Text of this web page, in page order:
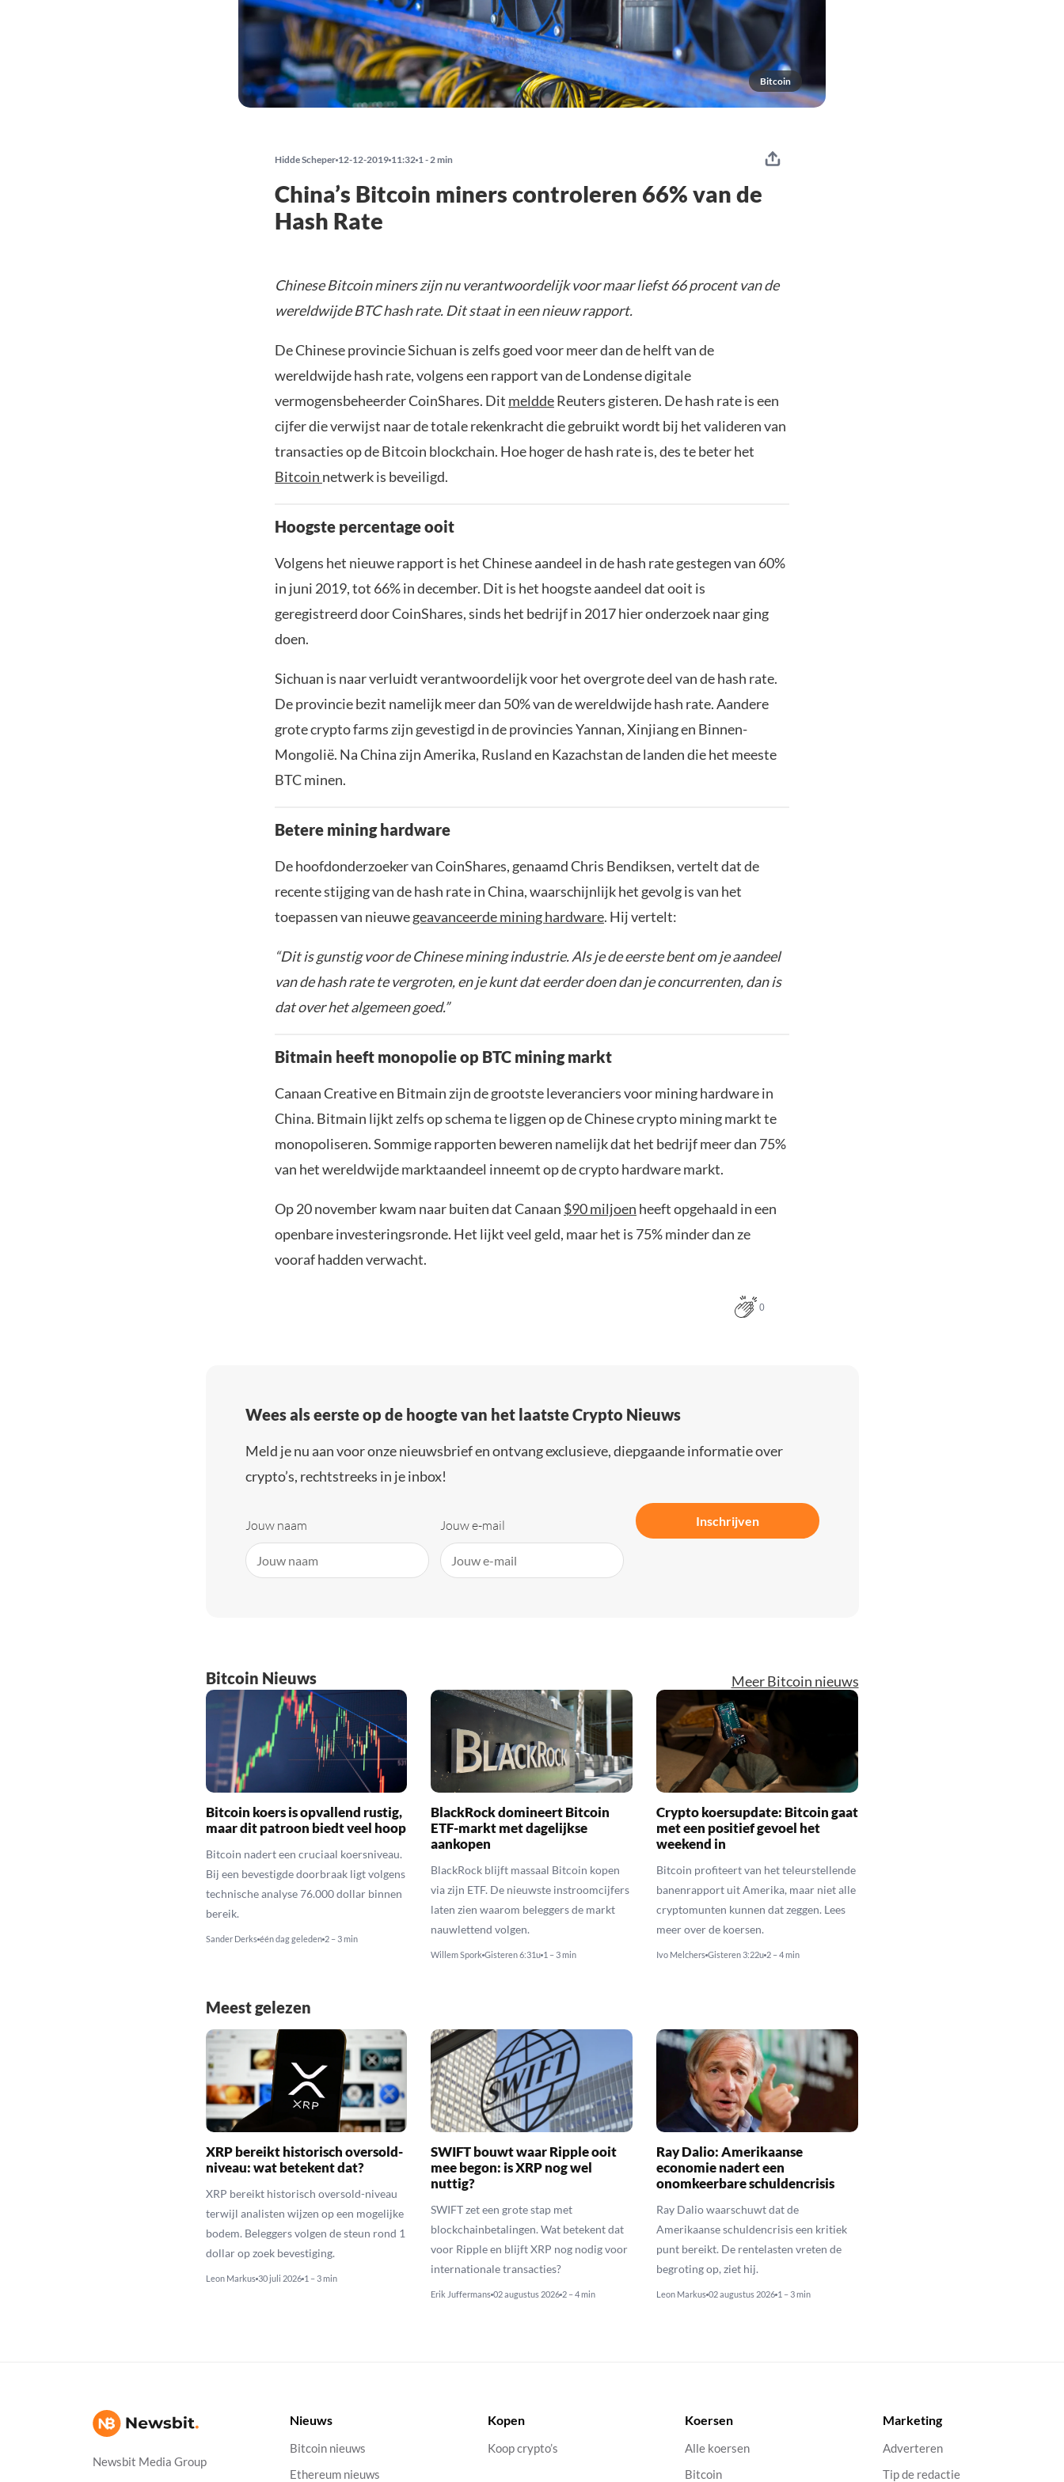
Bitcoin
Hidde Scheper 12-12-2019 11:32 1 - 2 min
China’s Bitcoin miners controleren 66% van de
Hash Rate
Chinese Bitcoin miners zijn nu verantwoordelijk voor maar liefst 66 procent van de
wereldwijde BTC hash rate. Dit staat in een nieuw rapport.
De Chinese provincie Sichuan is zelfs goed voor meer dan de helft van de
wereldwijde hash rate, volgens een rapport van de Londense digitale
vermogensbeheerder CoinShares. Dit melddeReuters gisteren. De hash rate is een
cijfer die verwijst naar de totale rekenkracht die gebruikt wordt bij het valideren van
transacties op de Bitcoin blockchain. Hoe hoger de hash rate is, des te beter het
Bitcoin netwerk is beveiligd.
Hoogste percentage ooit
Volgens het nieuwe rapport is het Chinese aandeel in de hash rate gestegen van 60%
in juni 2019, tot 66% in december. Dit is het hoogste aandeel dat ooit is
geregistreerd door CoinShares, sinds het bedrijf in 2017 hier onderzoek naar ging
doen.
Sichuan is naar verluidt verantwoordelijk voor het overgrote deel van de hash rate.
De provincie bezit namelijk meer dan 50% van de wereldwijde hash rate. Aandere
grote crypto farms zijn gevestigd in de provincies Yannan, Xinjiang en Binnen-
Mongolië. Na China zijn Amerika, Rusland en Kazachstan de landen die het meeste
BTC minen.
Betere mining hardware
De hoofdonderzoeker van CoinShares, genaamd Chris Bendiksen, vertelt dat de
recente stijging van de hash rate in China, waarschijnlijk het gevolg is van het
toepassen van nieuwegeavanceerde mining hardware. Hij vertelt:
“Dit is gunstig voor de Chinese mining industrie. Als je de eerste bent om je aandeel
van de hash rate te vergroten, en je kunt dat eerder doen dan je concurrenten, dan is
dat over het algemeen goed.”
Bitmain heeft monopolie op BTC mining markt
Canaan Creative en Bitmain zijn de grootste leveranciers voor mining hardware in
China. Bitmain lijkt zelfs op schema te liggen op de Chinese crypto mining markt te
monopoliseren. Sommige rapporten beweren namelijk dat het bedrijf meer dan 75%
van het wereldwijde marktaandeel inneemt op de crypto hardware markt.
Op 20 november kwam naar buiten dat Canaan $90 miljoen heeft opgehaald in een
openbare investeringsronde. Het lijkt veel geld, maar het is 75% minder dan ze
vooraf hadden verwacht.
0
Wees als eerste op de hoogte van het laatste Crypto Nieuws
Meld je nu aan voor onze nieuwsbrief en ontvang exclusieve, diepgaande informatie over
crypto’s, rechtstreeks in je inbox!
Jouw naam Jouw e-mail Inschrijven
Bitcoin Nieuws Meer Bitcoin nieuws
Bitcoin koers is opvallend rustig,
maar dit patroon biedt veel hoop
Bitcoin nadert een cruciaal koersniveau.
Bij een bevestigde doorbraak ligt volgens
technische analyse 76.000 dollar binnen
bereik.
Sander Derks één dag geleden 2 – 3 min
BlackRock domineert Bitcoin
ETF-markt met dagelijkse
aankopen
BlackRock blijft massaal Bitcoin kopen
via zijn ETF. De nieuwste instroomcijfers
laten zien waarom beleggers de markt
nauwlettend volgen.
Willem Spork Gisteren 6:31u 1 – 3 min
Crypto koersupdate: Bitcoin gaat
met een positief gevoel het
weekend in
Bitcoin profiteert van het teleurstellende
banenrapport uit Amerika, maar niet alle
cryptomunten kunnen dat zeggen. Lees
meer over de koersen.
Ivo Melchers Gisteren 3:22u 2 – 4 min
Meest gelezen
XRP bereikt historisch oversold-
niveau: wat betekent dat?
XRP bereikt historisch oversold-niveau
terwijl analisten wijzen op een mogelijke
bodem. Beleggers volgen de steun rond 1
dollar op zoek bevestiging.
Leon Markus 30 juli 2026 1 – 3 min
SWIFT bouwt waar Ripple ooit
mee begon: is XRP nog wel
nuttig?
SWIFT zet een grote stap met
blockchainbetalingen. Wat betekent dat
voor Ripple en blijft XRP nog nodig voor
internationale transacties?
Erik Juffermans 02 augustus 2026 2 – 4 min
Ray Dalio: Amerikaanse
economie nadert een
onomkeerbare schuldencrisis
Ray Dalio waarschuwt dat de
Amerikaanse schuldencrisis een kritiek
punt bereikt. De rentelasten vreten de
begroting op, ziet hij.
Leon Markus 02 augustus 2026 1 – 3 min
Newsbit Media Group
Nieuws
Bitcoin nieuws
Ethereum nieuws
Kopen
Koop crypto’s
Koersen
Alle koersen
Bitcoin
Marketing
Adverteren
Tip de redactie